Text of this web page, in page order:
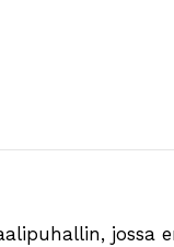
jossa